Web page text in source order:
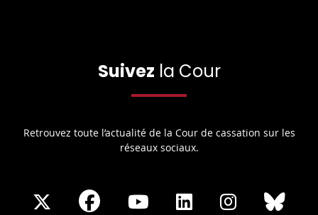
Suivez la Cour
Retrouvez toute l’actualité de la Cour de cassation sur les
réseaux sociaux.
ShareShare
Share
Share
Share